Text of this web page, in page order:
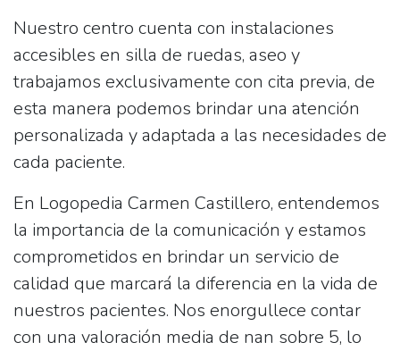
Nuestro centro cuenta con instalaciones
accesibles en silla de ruedas, aseo y
trabajamos exclusivamente con cita previa, de
esta manera podemos brindar una atención
personalizada y adaptada a las necesidades de
cada paciente.
En Logopedia Carmen Castillero, entendemos
la importancia de la comunicación y estamos
comprometidos en brindar un servicio de
calidad que marcará la diferencia en la vida de
nuestros pacientes. Nos enorgullece contar
con una valoración media de nan sobre 5, lo